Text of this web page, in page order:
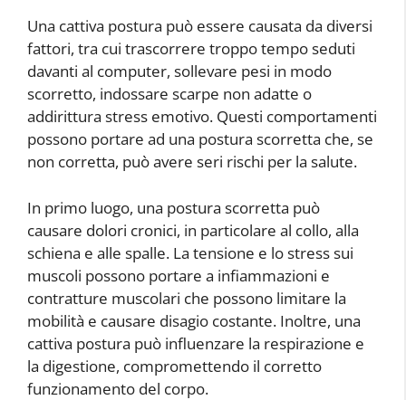
Una cattiva postura può essere causata da diversi
fattori, tra cui trascorrere troppo tempo seduti
davanti al computer, sollevare pesi in modo
scorretto, indossare scarpe non adatte o
addirittura stress emotivo. Questi comportamenti
possono portare ad una postura scorretta che, se
non corretta, può avere seri rischi per la salute.
In primo luogo, una postura scorretta può
causare dolori cronici, in particolare al collo, alla
schiena e alle spalle. La tensione e lo stress sui
muscoli possono portare a infiammazioni e
contratture muscolari che possono limitare la
mobilità e causare disagio costante. Inoltre, una
cattiva postura può influenzare la respirazione e
la digestione, compromettendo il corretto
funzionamento del corpo.